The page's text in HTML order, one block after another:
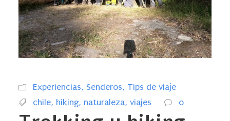
Experiencias, Senderos, Tips de viaje
chile, hiking, naturaleza, viajes 0